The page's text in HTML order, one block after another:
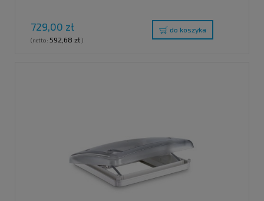
729,00 zł
(netto: 592,68 zł)
do koszyka